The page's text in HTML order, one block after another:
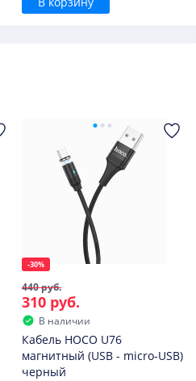
-30%
440 руб.
310 руб.
В наличии
Кабель HOCO U76
магнитный (USB - micro-USB)
черный